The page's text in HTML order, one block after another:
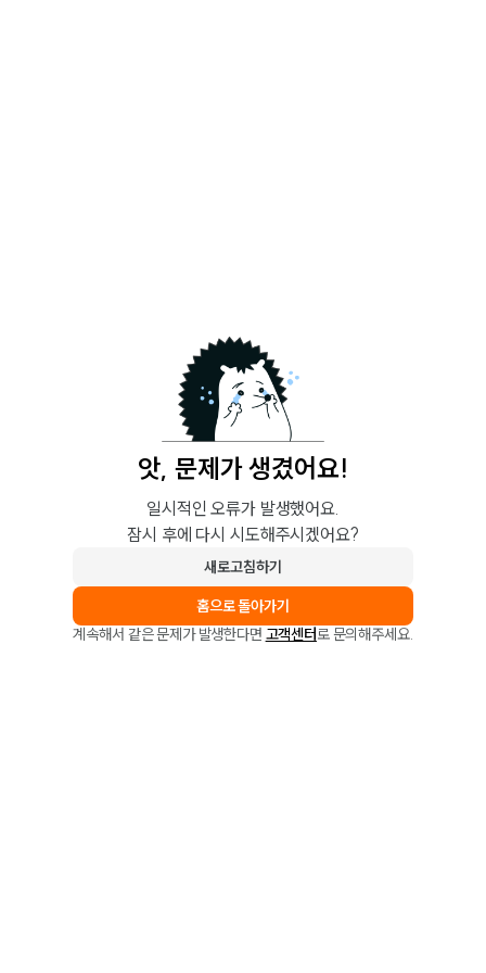
앗, 문제가 생겼어요!
일시적인 오류가 발생했어요.
잠시 후에 다시 시도해주시겠어요?
새로고침하기
홈으로 돌아가기
계속해서 같은 문제가 발생한다면 고객센터로 문의해주세요.